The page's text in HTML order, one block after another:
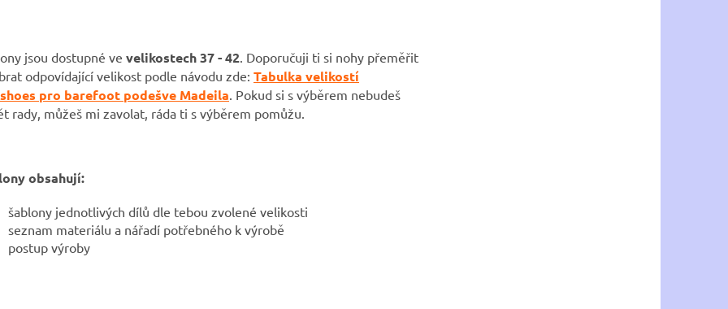
jsou dostupné ve velikostech 37 - 42. Doporučuji ti si nohy přeměřit
odpovídající velikost podle návodu zde: Tabulka velikostí
pro barefoot podešve Madeila. Pokud si s výběrem nebudeš
rady, můžeš mi zavolat, ráda ti s výběrem pomůžu.
obsahují:
šablony jednotlivých dílů dle tebou zvolené velikosti
seznam materiálu a nářadí potřebného k výrobě
postup výroby